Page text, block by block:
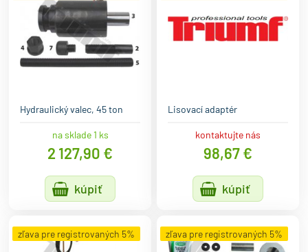
Hydraulický valec, 45 ton
na sklade 1 ks
2 127,90 €
kúpiť
Lisovací adaptér
kontaktujte nás
98,67 €
kúpiť
zľava pre registrovaných 5% zľava pre registrovaných 5%